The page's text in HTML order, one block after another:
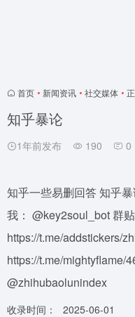
首页 • 新闻资讯 • 社交媒体 •
知乎暴论
1年前发布 190 0
知乎一些易删回答 知乎
我： @key2soul_bot 群贴
https://t.me/addstickers/
https://t.me/mightyflame/
@zhihubaolunindex
收录时间：
2025-06-01